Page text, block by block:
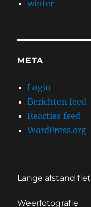
winter
META
Login
Berichten feed
Reacties feed
WordPress.org
Lange afstand
Weerfotografie